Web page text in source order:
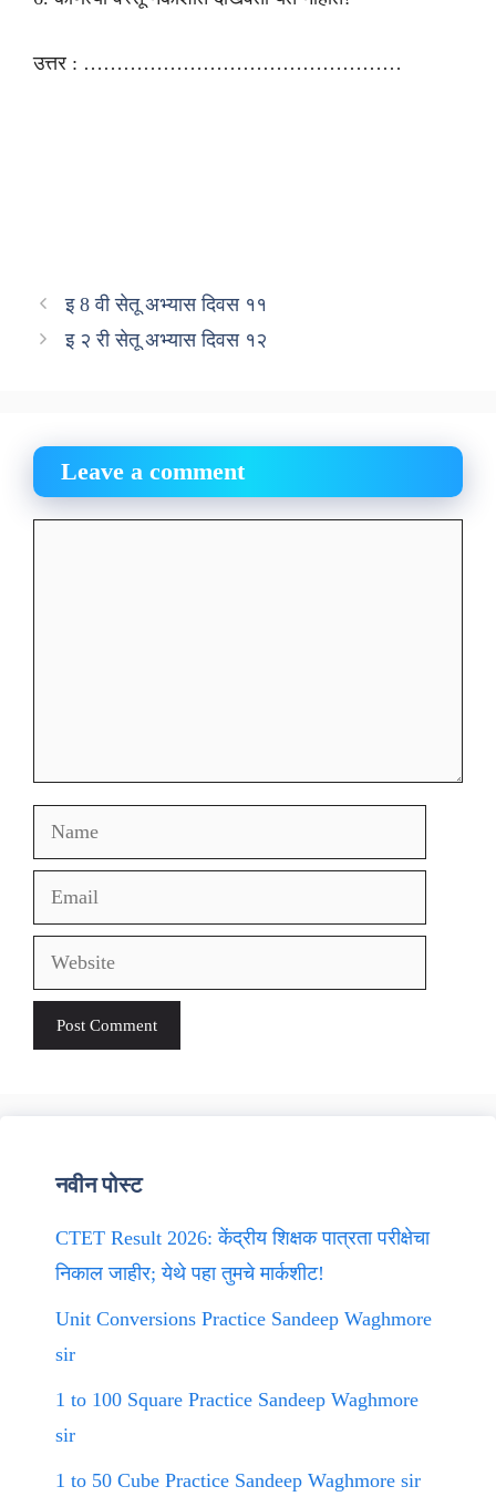
उत्तर : …………………………………………
इ 8 वी सेतू अभ्यास दिवस ११
इ २ री सेतू अभ्यास दिवस १२
Leave a comment
Name
Email
Website
नवीन पोस्ट
CTET Result 2026: केंद्रीय शिक्षक पात्रता परीक्षेचा
निकाल जाहीर; येथे पहा तुमचे मार्कशीट!
Unit Conversions Practice Sandeep Waghmore
sir
1 to 100 Square Practice Sandeep Waghmore
sir
1 to 50 Cube Practice Sandeep Waghmore sir